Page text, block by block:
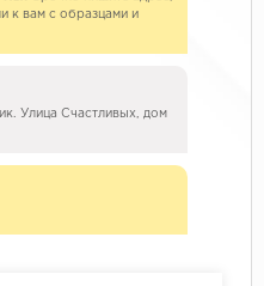
к вам с образцами и
Улица Счастливых, дом